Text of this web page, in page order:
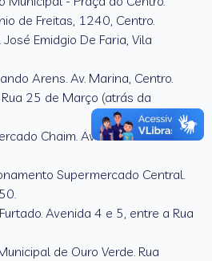
de Freitas, 1240, Centro.
José Emidgio De Faria, Vila
Arens. Av. Marina, Centro.
Rua 25 de Março (atrás da
Chaim. Avenida Mariana de
Supermercado Central.
Avenida 4 e 5, entre a Rua
de Ouro Verde. Rua